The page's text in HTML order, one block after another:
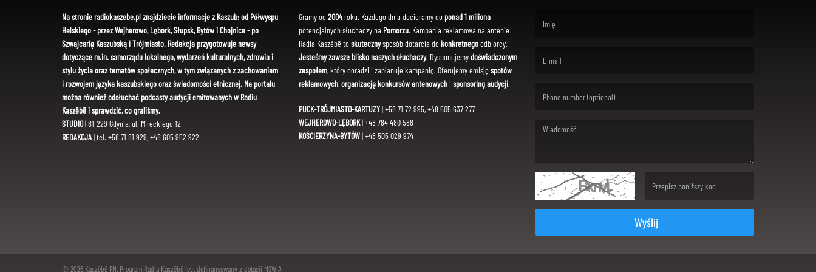
Na stronie radiokaszebe.pl znajdziecie informacje z Kaszub: od Półwyspu
Helskiego - przez Wejherowo, Lębork, Słupsk, Bytów i Chojnice - po
Szwajcarię Kaszubską i Trójmiasto. Redakcja przygotowuje newsy
dotyczące m.in. samorządu lokalnego, wydarzeń kulturalnych, zdrowia i
stylu życia oraz tematów społecznych, w tym związanych z zachowaniem
i rozwojem języka kaszubskiego oraz świadomości etnicznej. Na portalu
można również odsłuchać podcasty audycji emitowanych w Radiu
Kaszëbë i sprawdzić, co graliśmy.
STUDIO| 81-229 Gdynia, ul. Mireckiego 12
REDAKCJA| tel. +58 71 81 929, +48 605 952 922
Gramy od 2004roku. Każdego dnia docieramy do ponad 1 miliona
potencjalnych słuchaczy na Pomorzu. Kampania reklamowa na antenie
Radia Kaszëbë toskutecznysposób dotarcia dokonkretnegoodbiorcy.
Jesteśmy zawsze blisko naszych słuchaczy. Dysponujemydoświadczonym
zespołem, który doradzi i zaplanuje kampanię. Oferujemy emisję spotów
reklamowych,organizację konkursów antenowychi sponsoring audycji.
PUCK-TRÓJMIASTO-KARTUZY| +58 71 72 995, +48 605 637 277
WEJHEROWO-LĘBORK| +48 784 480 588
KOŚCIERZYNA-BYTÓW| +48 505 029 974
Wyślij
© 2026 Kaszëbë FM. Program Radia Kaszëbë jest dofinansowany z dotacji MSWiA